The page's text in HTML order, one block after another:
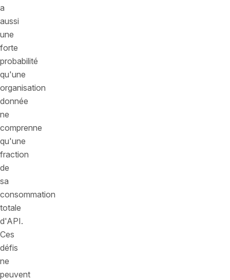
a
aussi
une
forte
probabilité
qu'une
organisation
donnée
ne
comprenne
qu'une
fraction
de
sa
consommation
totale
d'API.
Ces
défis
ne
peuvent